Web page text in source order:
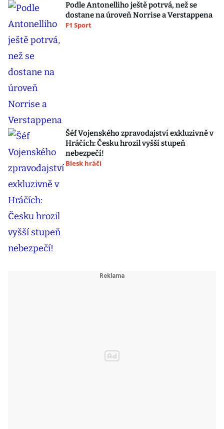
Podle Antonelliho ještě potrvá, než se
dostane na úroveň Norrise a Verstappena
F1 Sport
Šéf Vojenského zpravodajství exkluzivně v
Hráčích: Česku hrozil vyšší stupeň
nebezpečí!
Blesk hráči